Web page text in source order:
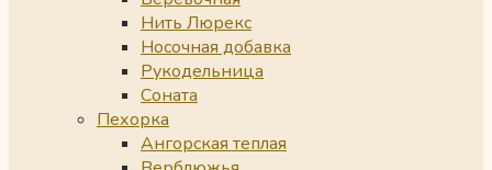
Нить Люрекс
Носочная добавка
Рукодельница
Соната
Пехорка
Ангорская теплая